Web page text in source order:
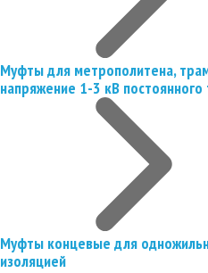
Муфты для метрополитена,
напряжение 1-3 кВ постоянного
Муфты концевые для
изоляцией